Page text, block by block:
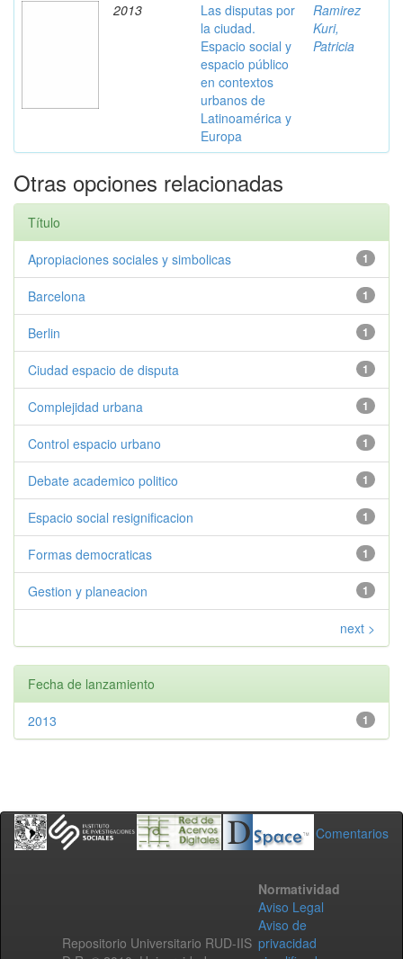
2013
Las disputas por
la ciudad.
Espacio social y
espacio público
en contextos
urbanos de
Latinoamérica y
Europa
Ramirez
Kuri,
Patricia
Otras opciones relacionadas
Título
1
Apropiaciones sociales y simbolicas
1
Barcelona
1
Berlin
1
Ciudad espacio de disputa
1
Complejidad urbana
1
Control espacio urbano
1
Debate academico politico
1
Espacio social resignificacion
1
Formas democraticas
1
Gestion y planeacion
next >
Fecha de lanzamiento
1
2013
Comentarios
Repositorio Universitario RUD-IIS
Normatividad
Aviso Legal
Aviso de
privacidad